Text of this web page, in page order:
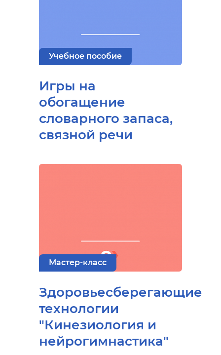
Учебное пособие
Игры на
обогащение
словарного запаса,
связной речи
Мастер-класс
Здоровьесберегающие
технологии
"Кинезиология и
нейрогимнастика"